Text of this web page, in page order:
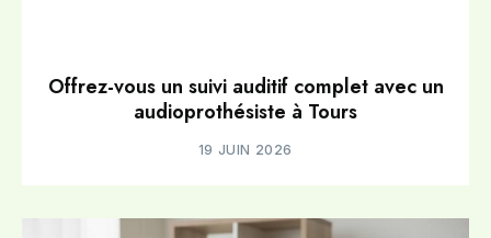
Offrez-vous un suivi auditif complet avec un
audioprothésiste à Tours
19 JUIN 2026